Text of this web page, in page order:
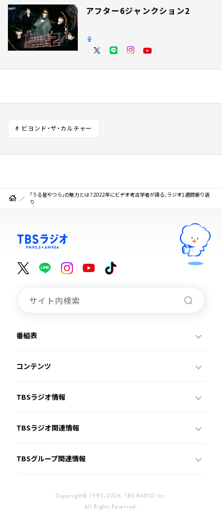
アフター6ジャンクション2
# ビヨンド・ザ・カルチャー
「うる星やつら」の魅力とは？2022年にビデオ考古学者が語る、ラジオ1週間振り返
り
番組表
コンテンツ
TBSラジオ情報
TBSラジオ関連情報
TBSグループ関連情報
Copyright© 1995-2026, TBS RADIO,Inc.
All Rights Reserved.